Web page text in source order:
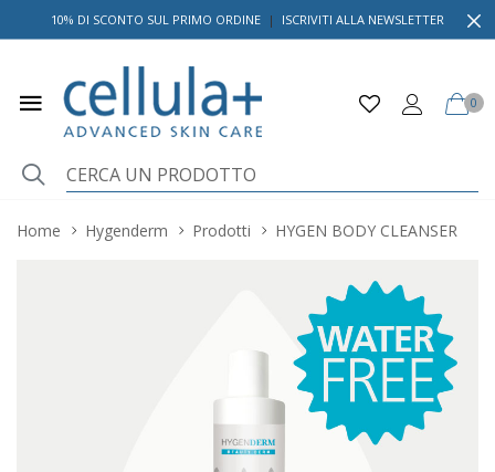
10% DI SCONTO SUL PRIMO ORDINE | ISCRIVITI ALLA NEWSLETTER
0
Home Hygenderm Prodotti HYGEN BODY CLEANSER